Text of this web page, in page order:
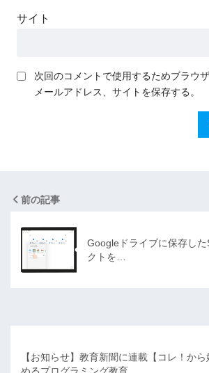
サイト
次回のコメントで使用するためブラウ
メールアドレス、サイトを保存する。
前の記事
Googleドライブに保存し
クトを…
【お知らせ】教育新聞に連載【コレ！から